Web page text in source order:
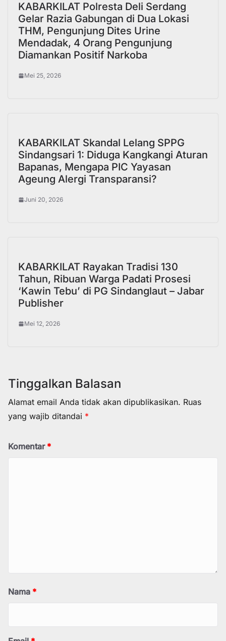
KABARKILAT Polresta Deli Serdang
Gelar Razia Gabungan di Dua Lokasi
THM, Pengunjung Dites Urine
Mendadak, 4 Orang Pengunjung
Diamankan Positif Narkoba
Mei 25, 2026
KABARKILAT Skandal Lelang SPPG
Sindangsari 1: Diduga Kangkangi Aturan
Bapanas, Mengapa PIC Yayasan
Ageung Alergi Transparansi?
Juni 20, 2026
KABARKILAT Rayakan Tradisi 130
Tahun, Ribuan Warga Padati Prosesi
‘Kawin Tebu’ di PG Sindanglaut – Jabar
Publisher
Mei 12, 2026
Tinggalkan Balasan
Alamat email Anda tidak akan dipublikasikan. Ruas
yang wajib ditandai *
Komentar *
Nama *